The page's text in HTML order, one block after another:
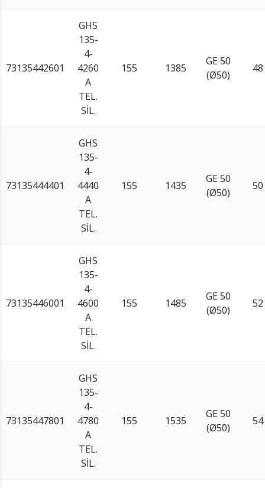
73135442601
GHS
135-
4-
4260
A
TEL.
SİL.
155 1385
GE 50
(Ø50)
48
73135444401
GHS
135-
4-
4440
A
TEL.
SİL.
155 1435
GE 50
(Ø50)
50
73135446001
GHS
135-
4-
4600
A
TEL.
SİL.
155 1485
GE 50
(Ø50)
52
73135447801
GHS
135-
4-
4780
A
TEL.
SİL.
155 1535
GE 50
(Ø50)
54